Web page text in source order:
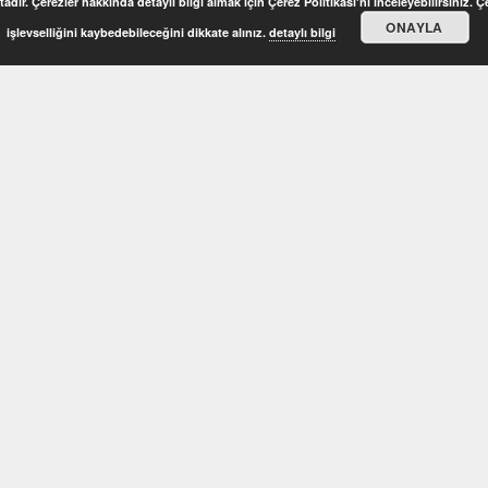
işlevselliğini kaybedebileceğini dikkate alınız. detaylı bilgi ONAYLA